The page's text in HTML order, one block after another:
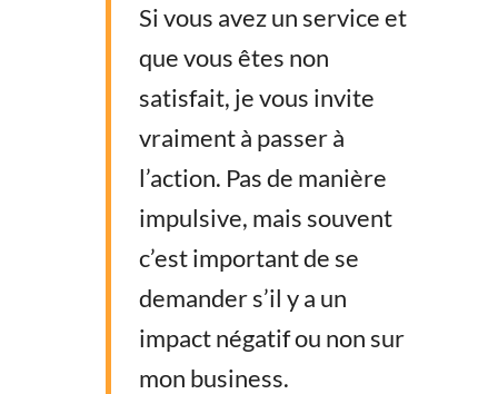
Si vous avez un service et
que vous êtes non
satisfait, je vous invite
vraiment à passer à
l’action. Pas de manière
impulsive, mais souvent
c’est important de se
demander s’il y a un
impact négatif ou non sur
mon business.